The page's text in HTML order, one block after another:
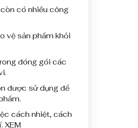
có nhiều công
vệ sản phẩm khỏi
đóng gói các
được sử dụng để
cách nhiệt, cách
XEM